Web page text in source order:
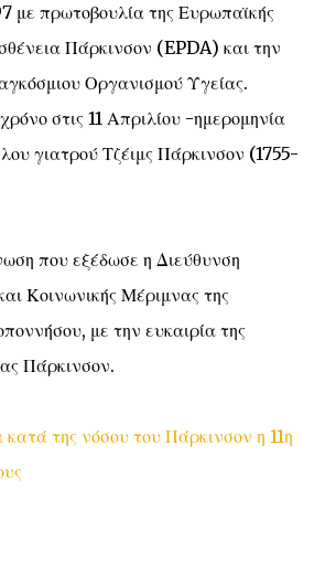
με πρωτοβουλία της Ευρωπαϊκής
Πάρκινσον (EPDA) και την
Οργανισμού Υγείας.
στις 11 Απριλίου -ημερομηνία
γιατρού Τζέιμς Πάρκινσον (1755-
που εξέδωσε η Διεύθυνση
Κοινωνικής Μέριμνας της
με την ευκαιρία της
Πάρκινσον.
της νόσου του Πάρκινσον η 11η